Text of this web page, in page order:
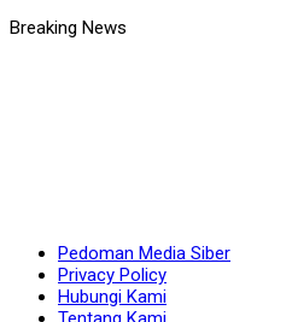
Pedoman Media Siber
Privacy Policy
Hubungi Kami